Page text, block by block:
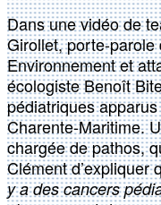
Dans une vidéo de
Girollet, porte-parole
Environnement et
écologiste Benoît
pédiatriques
Charente-Maritime.
chargée de pathos,
Clément d’expliquer
y a des cancers